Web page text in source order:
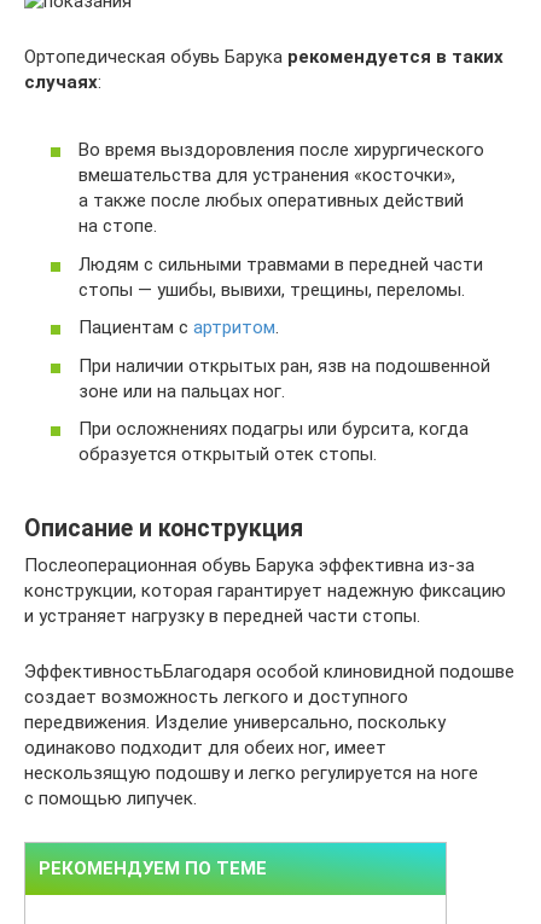
Ортопедическая обувь Барука рекомендуется в таких
случаях:
Во время выздоровления после хирургического
вмешательства для устранения «косточки»,
а также после любых оперативных действий
на стопе.
Людям с сильными травмами в передней части
стопы — ушибы, вывихи, трещины, переломы.
Пациентам с артритом.
При наличии открытых ран, язв на подошвенной
зоне или на пальцах ног.
При осложнениях подагры или бурсита, когда
образуется открытый отек стопы.
Описание и конструкция
Послеоперационная обувь Барука эффективна из-за
конструкции, которая гарантирует надежную фиксацию
и устраняет нагрузку в передней части стопы.
ЭффективностьБлагодаря особой клиновидной подошве
создает возможность легкого и доступного
передвижения. Изделие универсально, поскольку
одинаково подходит для обеих ног, имеет
нескользящую подошву и легко регулируется на ноге
с помощью липучек.